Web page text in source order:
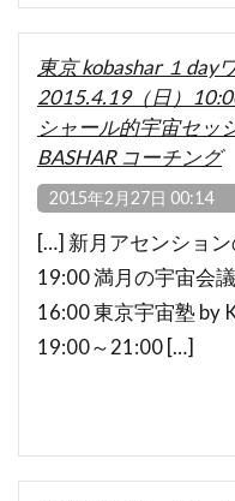
東京 kobashar １day
2015.4.19（日）
シャール的宇宙セッ
BASHAR コーチング
2015年2月27日 00:14
[…] 新月アセンショ
19:00 満月の宇宙会
16:00 東京宇宙塾 by
19:00～21:00 […]